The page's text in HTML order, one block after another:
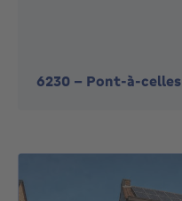
6230 - Pont-à-celles